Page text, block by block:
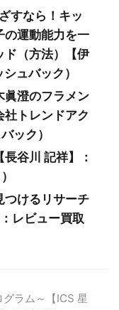
すなら！キッ
の運動能力を一
ド（方法）【伊
ュバック）
眞澄のフラメン
社トレンドアク
ック）
谷川 記祥】：
つけるリサーチ
レビュー買取
ラム～【ICS 星